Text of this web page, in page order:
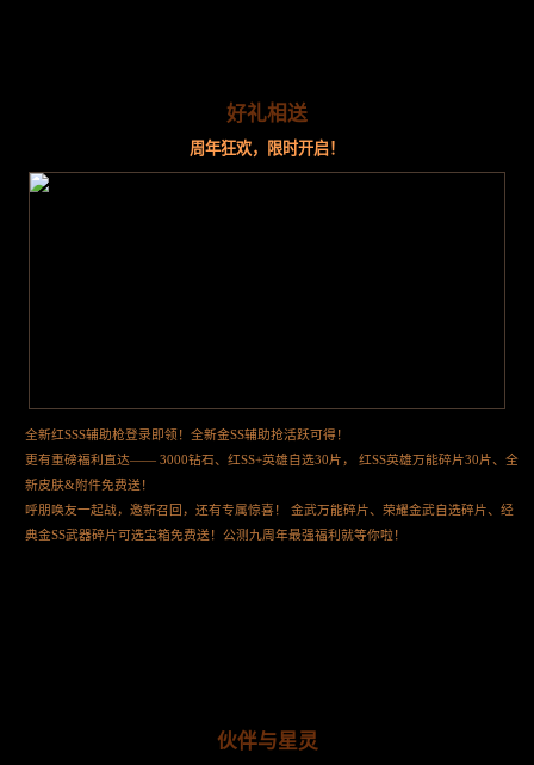
好礼相送
周年狂欢，限时开启！
全新红SSS辅助枪登录即领！全新金SS辅助抢活跃可得！
更有重磅福利直达—— 3000钻石、红SS+英雄自选30片， 红SS英雄万能碎片30片、全
新皮肤&附件免费送！
呼朋唤友一起战，邀新召回，还有专属惊喜！ 金武万能碎片、荣耀金武自选碎片、经
典金SS武器碎片可选宝箱免费送！公测九周年最强福利就等你啦！
伙伴与星灵